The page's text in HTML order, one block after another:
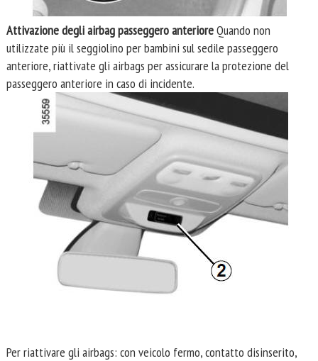
Attivazione degli airbag passeggero anterioreQuando non
utilizzate più il seggiolino per bambini sul sedile passeggero
anteriore, riattivate gli airbags per assicurare la protezione del
passeggero anteriore in caso di incidente.
Per riattivare gli airbags: con veicolo fermo, contatto disinserito,